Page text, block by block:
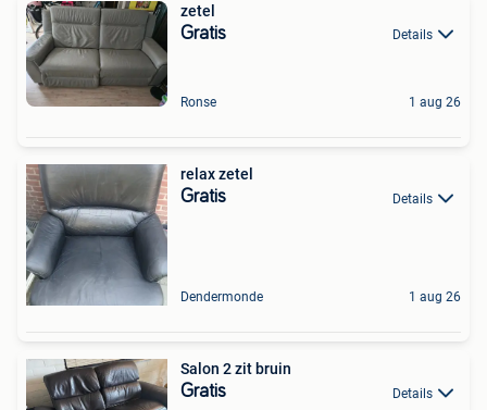
zetel
Gratis Details
Ronse 1 aug 26
relax zetel
Gratis Details
Dendermonde 1 aug 26
Salon 2 zit bruin
Gratis Details